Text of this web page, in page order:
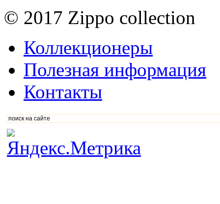
© 2017 Zippo collection
Коллекционеры
Полезная информация
Контакты